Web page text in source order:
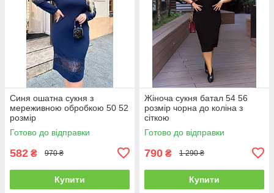
Синя ошатна сукня з
мереживною обробкою 50 52
розмір
Готово до відправки
582 ₴ 970 ₴
Купити
Жіноча сукня батал 54 56
розмір чорна до коліна з
сіткою
Готово до відправки
790 ₴ 1 290 ₴
Купити